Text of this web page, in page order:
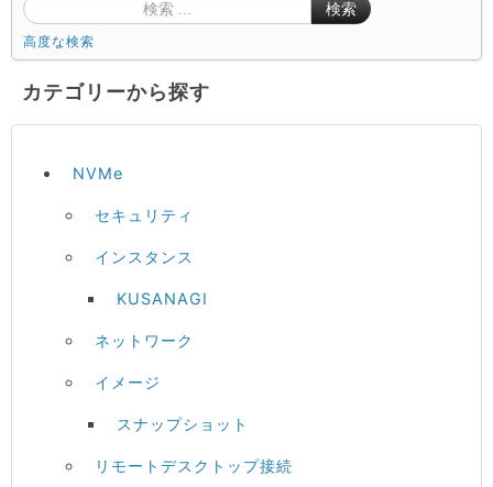
検索
高度な検索
カテゴリーから探す
NVMe
セキュリティ
インスタンス
KUSANAGI
ネットワーク
イメージ
スナップショット
リモートデスクトップ接続